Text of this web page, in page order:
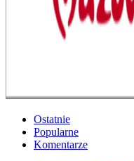
Ostatnie
Popularne
Komentarze